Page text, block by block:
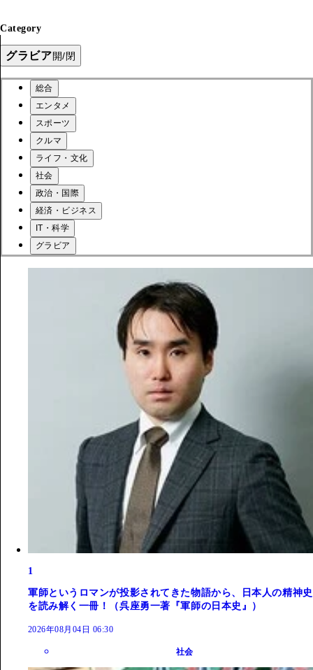
Category
グラビア開/閉
総合
エンタメ
スポーツ
クルマ
ライフ・文化
社会
政治・国際
経済・ビジネス
IT・科学
グラビア
1
軍師というロマンが投影されてきた物語から、日本人の精神史
を読み解く一冊！（呉座勇一著『軍師の日本史』）
2026年08月04日 06:30
社会